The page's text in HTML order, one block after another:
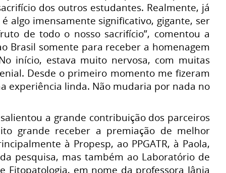
dos outros estudantes. Realmente, já
algo imensamente significativo, gigante, ser
de todo o nosso sacrifício”, comentou a
Brasil somente para receber a homenagem
início, estava muito nervosa, com muitas
Desde o primeiro momento me fizeram
experiência linda. Não mudaria por nada no
a grande contribuição dos parceiros
grande receber a premiação de melhor
à Propesp, ao PPGATR, à Paola,
pesquisa, mas também ao Laboratório de
Fitopatologia, em nome da professora Jânia